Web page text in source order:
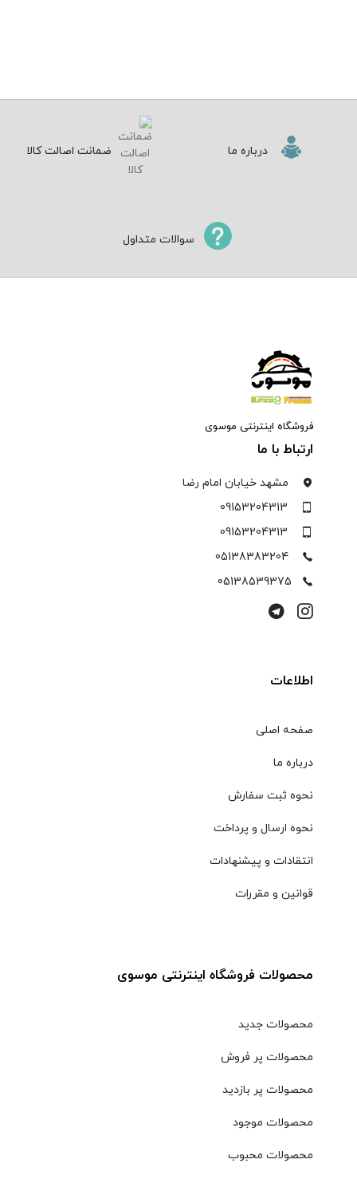
درباره ما ضمانت اصالت کالا
سوالات متداول
فروشگاه اینترنتی موسوی
ارتباط با ما
مشهد خیابان امام رضا
09153204313
09153204313
05138383204
05138539375
اطلاعات
صفحه اصلی
درباره ما
نحوه ثبت سفارش
نحوه ارسال و پرداخت
انتقادات و پیشنهادات
قوانین و مقررات
محصولات فروشگاه اینترنتی موسوی
محصولات جدید
محصولات پر فروش
محصولات پر بازدید
محصولات موجود
محصولات محبوب